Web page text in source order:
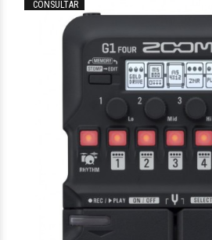
CONSULTAR
$478.87749